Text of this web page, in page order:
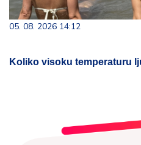
05. 08. 2026 14:12
Koliko visoku temperaturu